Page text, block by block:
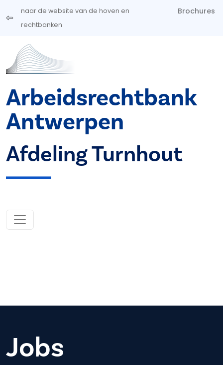
Overslaan en naar de inhoud gaan
naar de website van de hoven en
rechtbanken
Brochures
Arbeidsrechtbank
Antwerpen
Afdeling Turnhout
Jobs